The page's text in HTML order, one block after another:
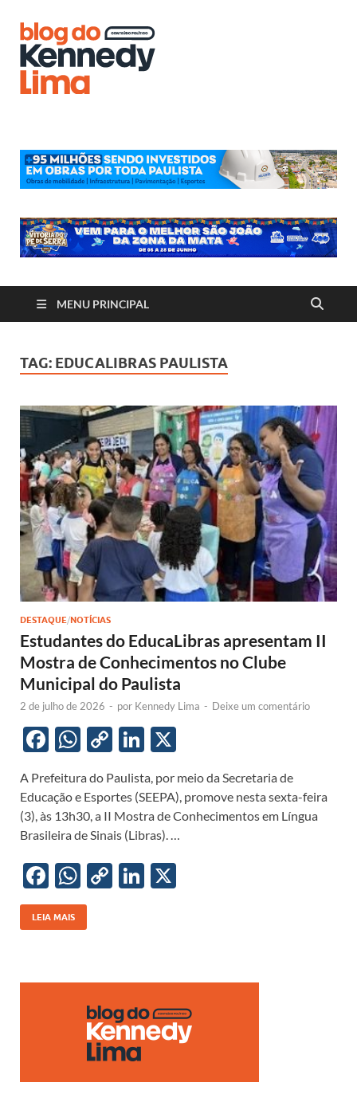
MENU PRINCIPAL
TAG: EDUCALIBRAS PAULISTA
DESTAQUE/NOTÍCIAS
Estudantes do EducaLibras apresentam II
Mostra de Conhecimentos no Clube
Municipal do Paulista
2 de julho de 2026 - por Kennedy Lima - Deixe um comentário
F
e
b
o
o
k
W
at
s
A
p
p
C
p
y
Li
n
k
Li
k
e
dI
n
A Prefeitura do Paulista, por meio da Secretaria de
Educação e Esportes (SEEPA), promove nesta sexta-feira
(3), às 13h30, a II Mostra de Conhecimentos em Língua
Brasileira de Sinais (Libras). …
F
ac
e
o
W
h
at
A
p
p
C
Li
n
k
Li
dI
n
LEIA MAIS